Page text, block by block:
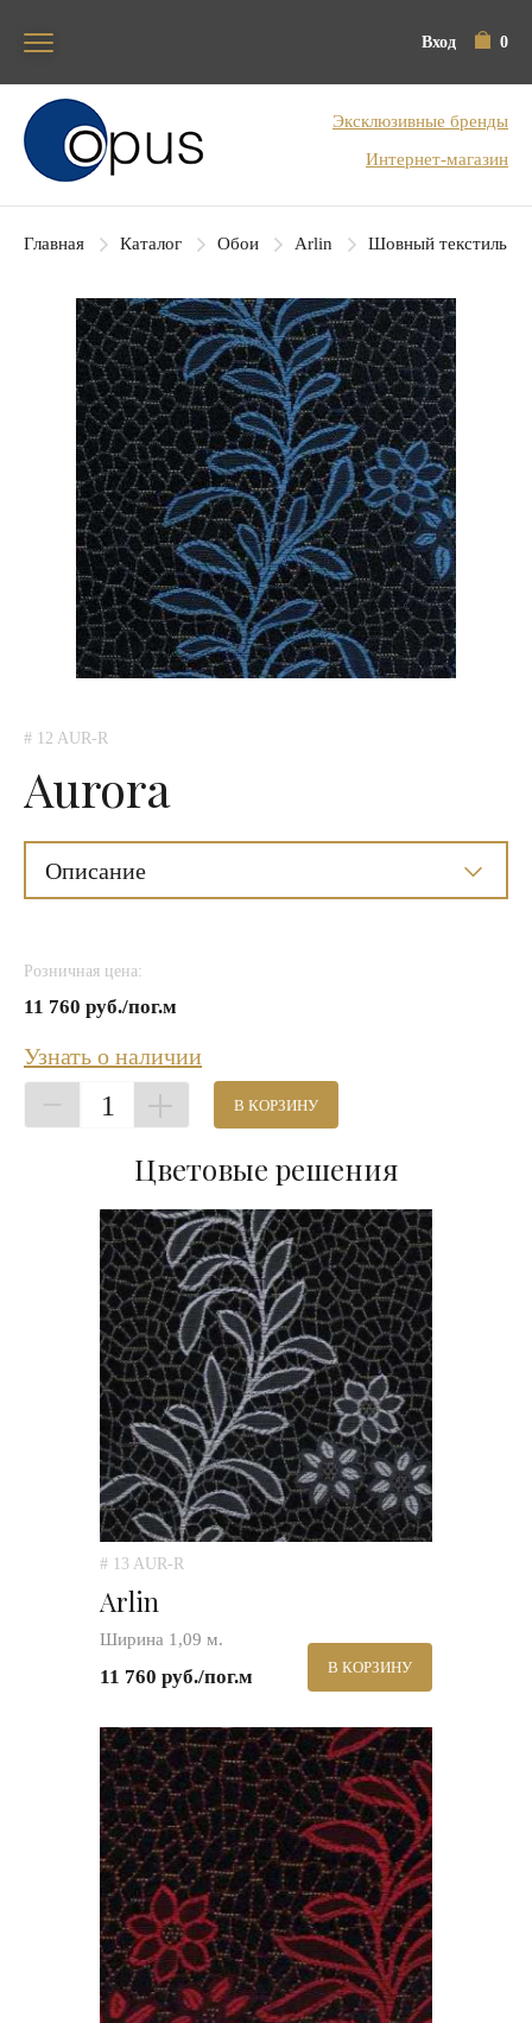
Вход 0
Блок поиска
Эксклюзивные бренды
Интернет-магазин
Главная Каталог Обои Arlin Шовный текстиль
# 12 AUR-R
Aurora
Описание
Розничная цена:
11 760 руб./пог.м
Узнать о наличии
1 В КОРЗИНУ
Цветовые решения
# 13 AUR-R
Arlin
Ширина 1,09 м.
11 760 руб./пог.м В КОРЗИНУ